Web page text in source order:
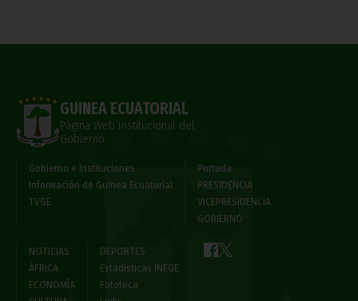
GUINEA ECUATORIAL
Página Web Institucional del
Gobierno
Gobierno e Instituciones
Información de Guinea Ecuatorial
TVGE
Portada
PRESIDENCIA
VICEPRESIDENCIA
GOBIERNO
NOTICIAS
ÁFRICA
ECONOMÍA
DEPORTES
Estadísticas INEGE
Fototeca